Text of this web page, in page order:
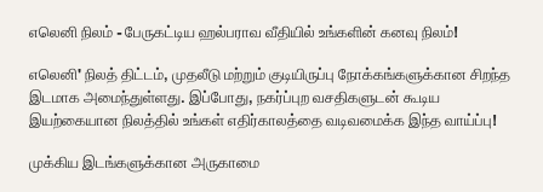
எலெனி நிலம் - பேருகட்டிய ஹல்பராவ வீதியில் உங்களின் கனவு நிலம்!
எலெனி' நிலத் திட்டம், முதலீடு மற்றும் குடியிருப்பு நோக்கங்களுக்கான சிறந்த
இடமாக அமைந்துள்ளது. இப்போது, நகர்ப்புற வசதிகளுடன் கூடிய
இயற்கையான நிலத்தில் உங்கள் எதிர்காலத்தை வடிவமைக்க இந்த வாய்ப்பு!
முக்கிய இடங்களுக்கான அருகாமை